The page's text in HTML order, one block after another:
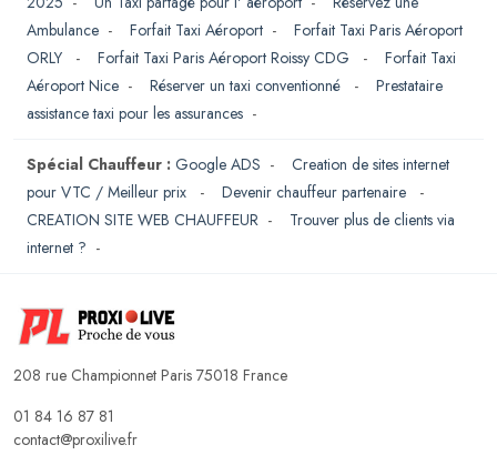
Ambulance - Forfait Taxi Aéroport - Forfait Taxi Paris Aéroport
ORLY
- Forfait Taxi Paris Aéroport Roissy CDG - Forfait Taxi
Aéroport Nice - Réserver un taxi conventionné - Prestataire
assistance taxi pour les assurances -
Spécial Chauffeur : Google ADS - Creation de sites internet
pour VTC / Meilleur prix
- Devenir chauffeur partenaire
-
CREATION SITE WEB CHAUFFEUR - Trouver plus de clients via
internet ? -
208 rue Championnet Paris 75018 France
01 84 16 87 81
contact@proxilive.fr